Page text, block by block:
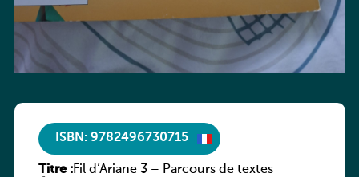
ISBN: 9782496730715
Titre :Fil d’Ariane 3 – Parcours de textes